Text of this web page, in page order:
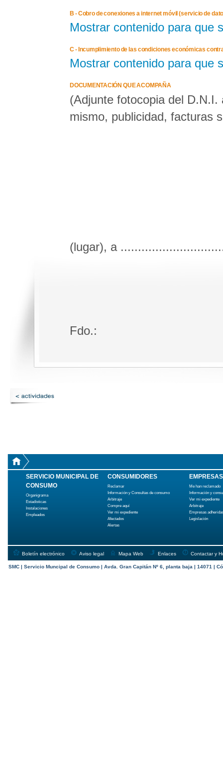
B - Cobro de conexiones a internet móvil (servicio de
Mostrar contenido para que
C - Incumplimiento de las condiciones económicas
Mostrar contenido para que
DOCUMENTACIÓN QUE ACOMPAÑA
(Adjunte fotocopia del
mismo, publicidad, facturas
(lugar), a
Fdo.:
SERVICIO MUNICIPAL DE
CONSUMO
Organigrama
Estadísticas
Instalaciones
Empleados
CONSUMIDORES
Reclamar
Información y Consultas de consumo
Arbitraje
Compre aquí
Ver mi expediente
Afectados
Alertas
EMPRESAS
Me han reclamado
Información y
Ver mi expediente
Arbitraje
Empresas
Legislación
Boletín electrónico Aviso legal Mapa Web Enlaces Contactar y
SMC | Servicio Muncipal de Consumo | Avda. Gran Capitán Nº 6, planta baja | 14071 |